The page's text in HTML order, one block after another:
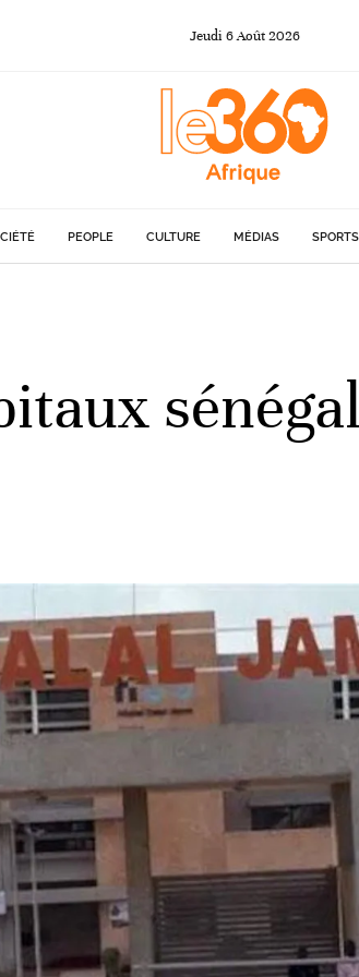
Jeudi 6Août 2026
PEOPLE CULTURE MÉDIAS SPORTS